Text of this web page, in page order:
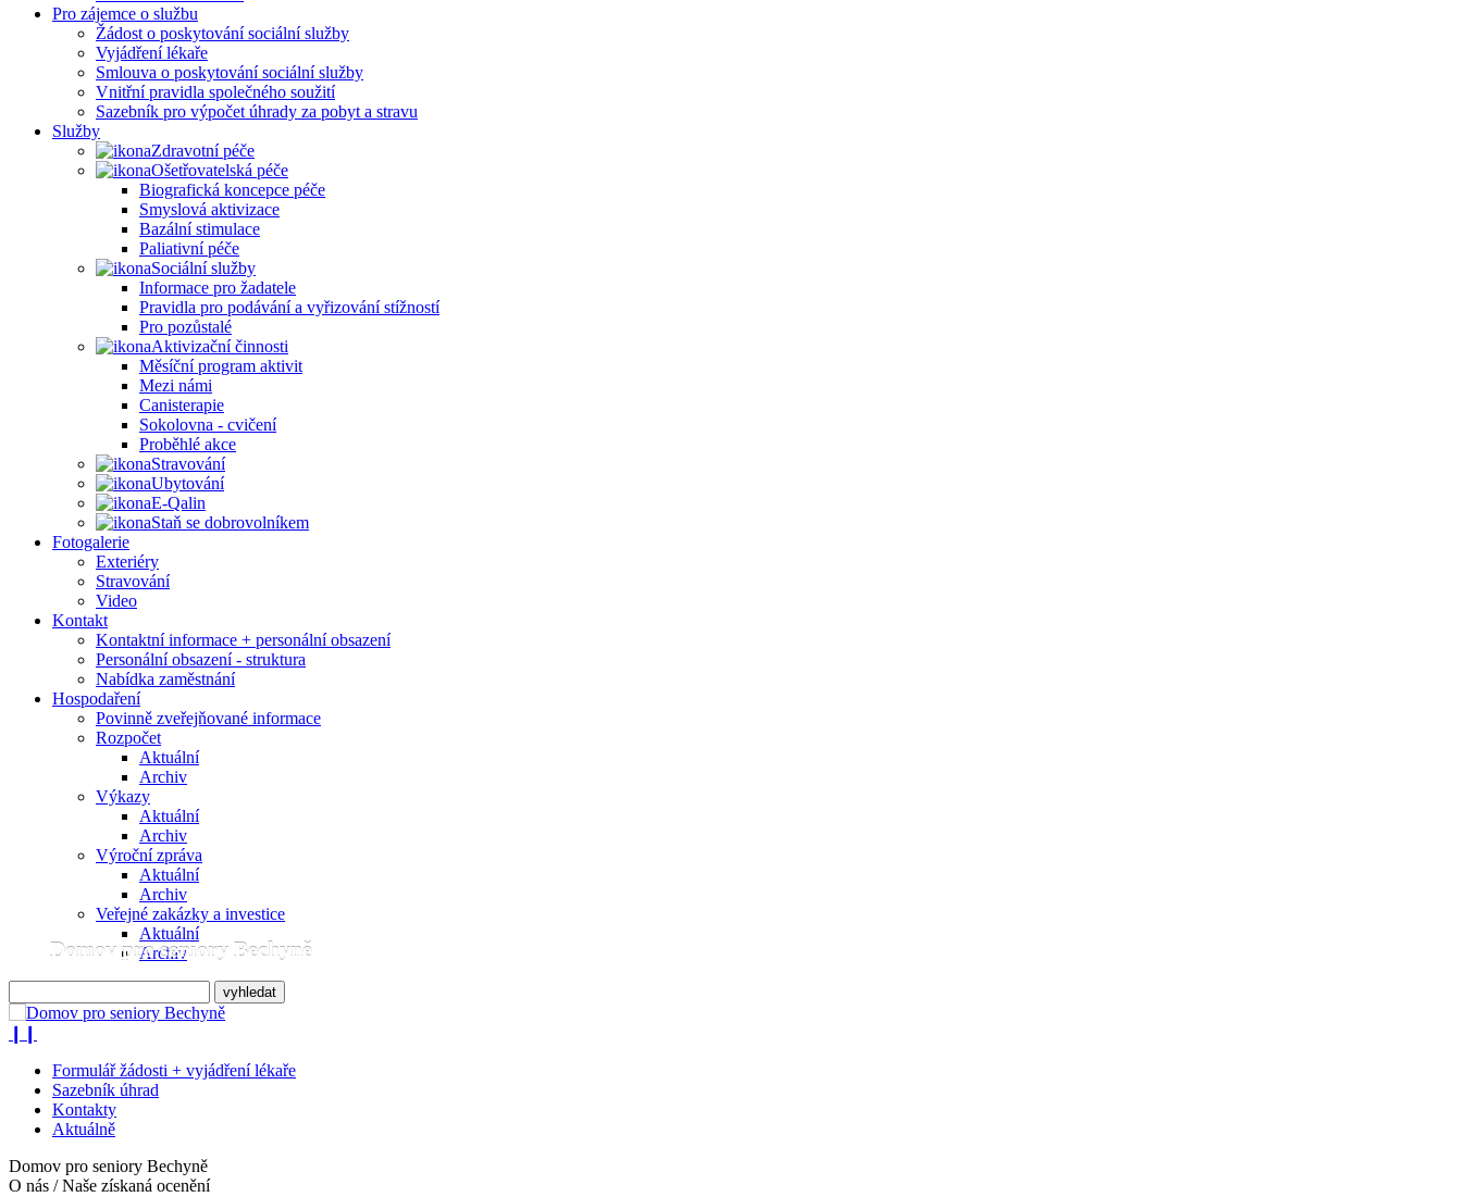
Pro zájemce o službu
Žádost o poskytování sociální služby
Vyjádření lékaře
Smlouva o poskytování sociální služby
Vnitřní pravidla společného soužití
Sazebník pro výpočet úhrady za pobyt a stravu
Služby
Zdravotní péče
Ošetřovatelská péče
Biografická koncepce péče
Smyslová aktivizace
Bazální stimulace
Paliativní péče
Sociální služby
Informace pro žadatele
Pravidla pro podávání a vyřizování stížností
Pro pozůstalé
Aktivizační činnosti
Měsíční program aktivit
Mezi námi
Canisterapie
Sokolovna - cvičení
Proběhlé akce
Stravování
Ubytování
E-Qalin
Staň se dobrovolníkem
Fotogalerie
Exteriéry
Stravování
Video
Kontakt
Kontaktní informace + personální obsazení
Personální obsazení - struktura
Nabídka zaměstnání
Hospodaření
Povinně zveřejňované informace
Rozpočet
Aktuální
Archiv
Výkazy
Aktuální
Archiv
Výroční zpráva
Aktuální
Archiv
Veřejné zakázky a investice
Aktuální
Archiv
Domov pro seniory Bechyně
Domov pro seniory
Bechyně
Formulář žádosti + vyjádření lékaře
Sazebník úhrad
Kontakty
Aktuálně
Domov pro seniory Bechyně
O nás / Naše získaná ocenění